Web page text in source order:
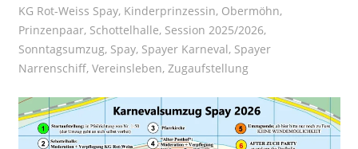
KG Rot-Weiss Spay, Kinderprinzessin, Obermöhn,
Prinzenpaar, Schottelhalle, Session 2025/2026,
Sonntagsumzug, Spay, Spayer Karneval, Spayer
Narrenschiff, Vereinsleben, Zugaufstellung